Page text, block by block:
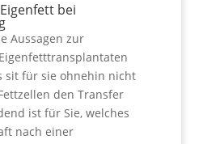
bei
Aussagen zur
sit für sie ohnehin nicht
den Transfer
ist für Sie, welches
nach einer